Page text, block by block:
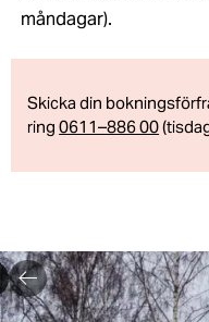
måndagar).
Skicka din
ring0611–886 00